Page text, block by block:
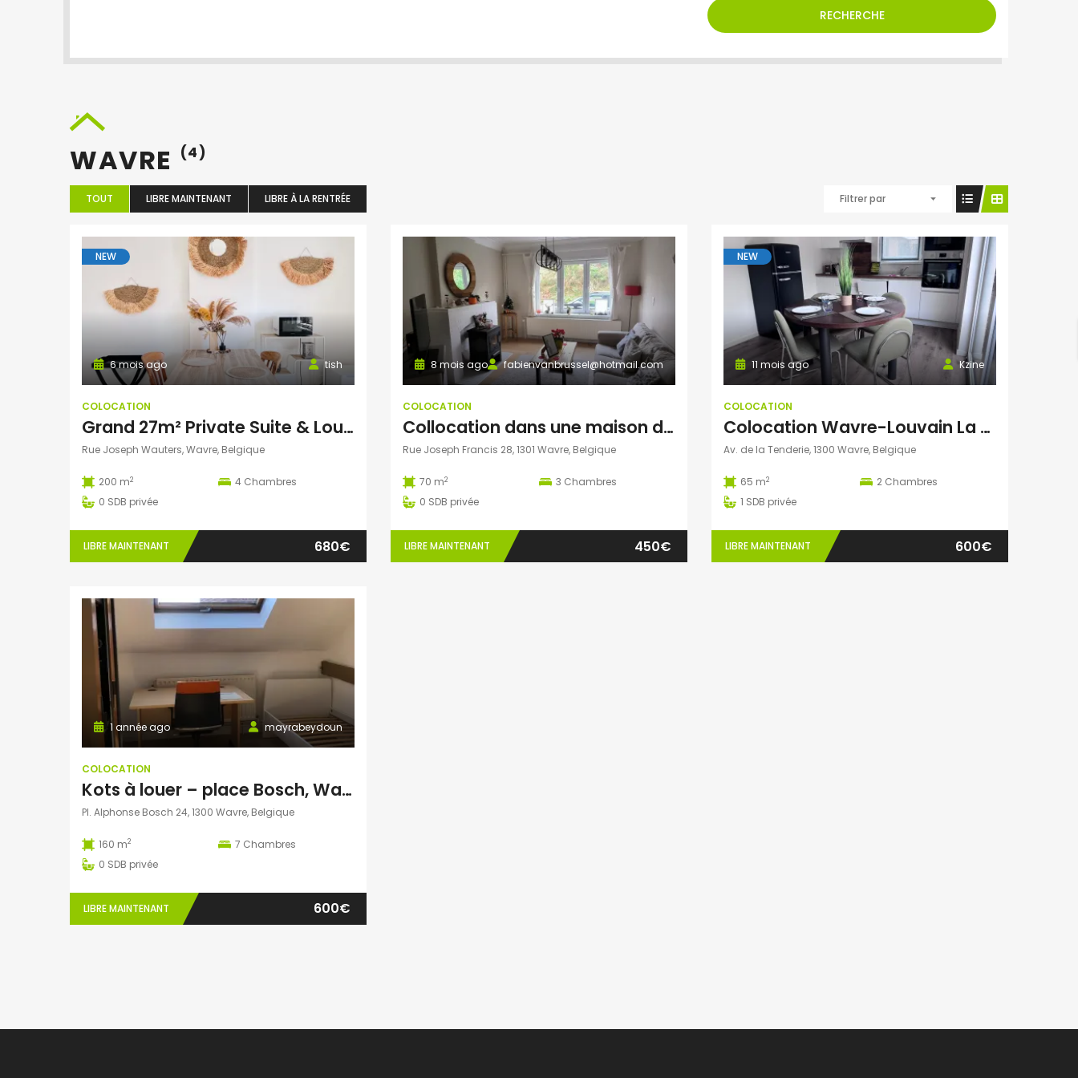
RECHERCHE
WAVRE (4)
TOUT LIBRE MAINTENANT LIBRE À LA RENTRÉE Filtrer par
NEW
tish
6 mois ago
COLOCATION
Grand 27m² Private Suite & Lounge – Premium Peaceful Living in Wavre
Rue Joseph Wauters, Wavre, Belgique
200 m2 4 Chambres
0 SDB privée
LIBRE MAINTENANT 680€
fabienvanbrussel@hotmail.com
8 mois ago
COLOCATION
Collocation dans une maison de standing
Rue Joseph Francis 28, 1301 Wavre, Belgique
70 m2 3 Chambres
0 SDB privée
LIBRE MAINTENANT 450€
NEW
Kzine
11 mois ago
COLOCATION
Colocation Wavre-Louvain La Neuve (1ère Occupation – appartement neuf)
Av. de la Tenderie, 1300 Wavre, Belgique
65 m2 2 Chambres
1 SDB privée
LIBRE MAINTENANT 600€
mayrabeydoun
1 année ago
COLOCATION
Kots à louer – place Bosch, Wavre
Pl. Alphonse Bosch 24, 1300 Wavre, Belgique
160 m2 7 Chambres
0 SDB privée
LIBRE MAINTENANT 600€